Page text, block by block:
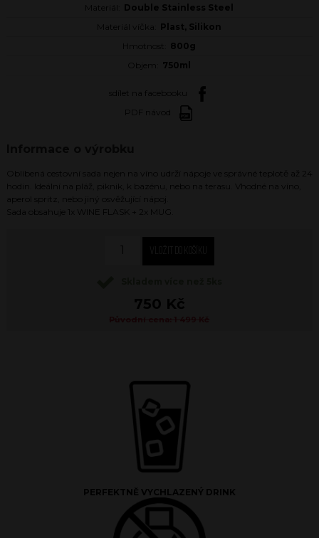
Materiál:
Double Stainless Steel
Materiál víčka:
Plast, Silikon
Hmotnost:
800g
Objem:
750ml
sdílet na facebooku
PDF návod
Oblíbená cestovní sada nejen na víno udrží nápoje ve správné teplotě až 24
hodin. Ideální na pláž, piknik, k bazénu, nebo na terasu. Vhodné na víno,
aperol spritz, nebo jiný osvěžující nápoj.
Sada obsahuje 1x WINE FLASK + 2x MUG.
PERFEKTNĚ VYCHLAZENÝ DRINK